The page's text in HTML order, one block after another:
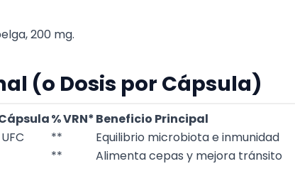
200 mg.
(o Dosis por Cápsula)
% VRN*Beneficio Principal
**
Equilibrio microbiota e inmunidad
** Alimenta cepas y mejora tránsito